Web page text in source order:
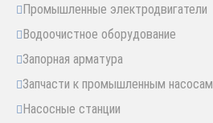
Промышленные электродвигатели
Водоочистное оборудование
Запорная арматура
Запчасти к промышленным насосам
Насосные станции